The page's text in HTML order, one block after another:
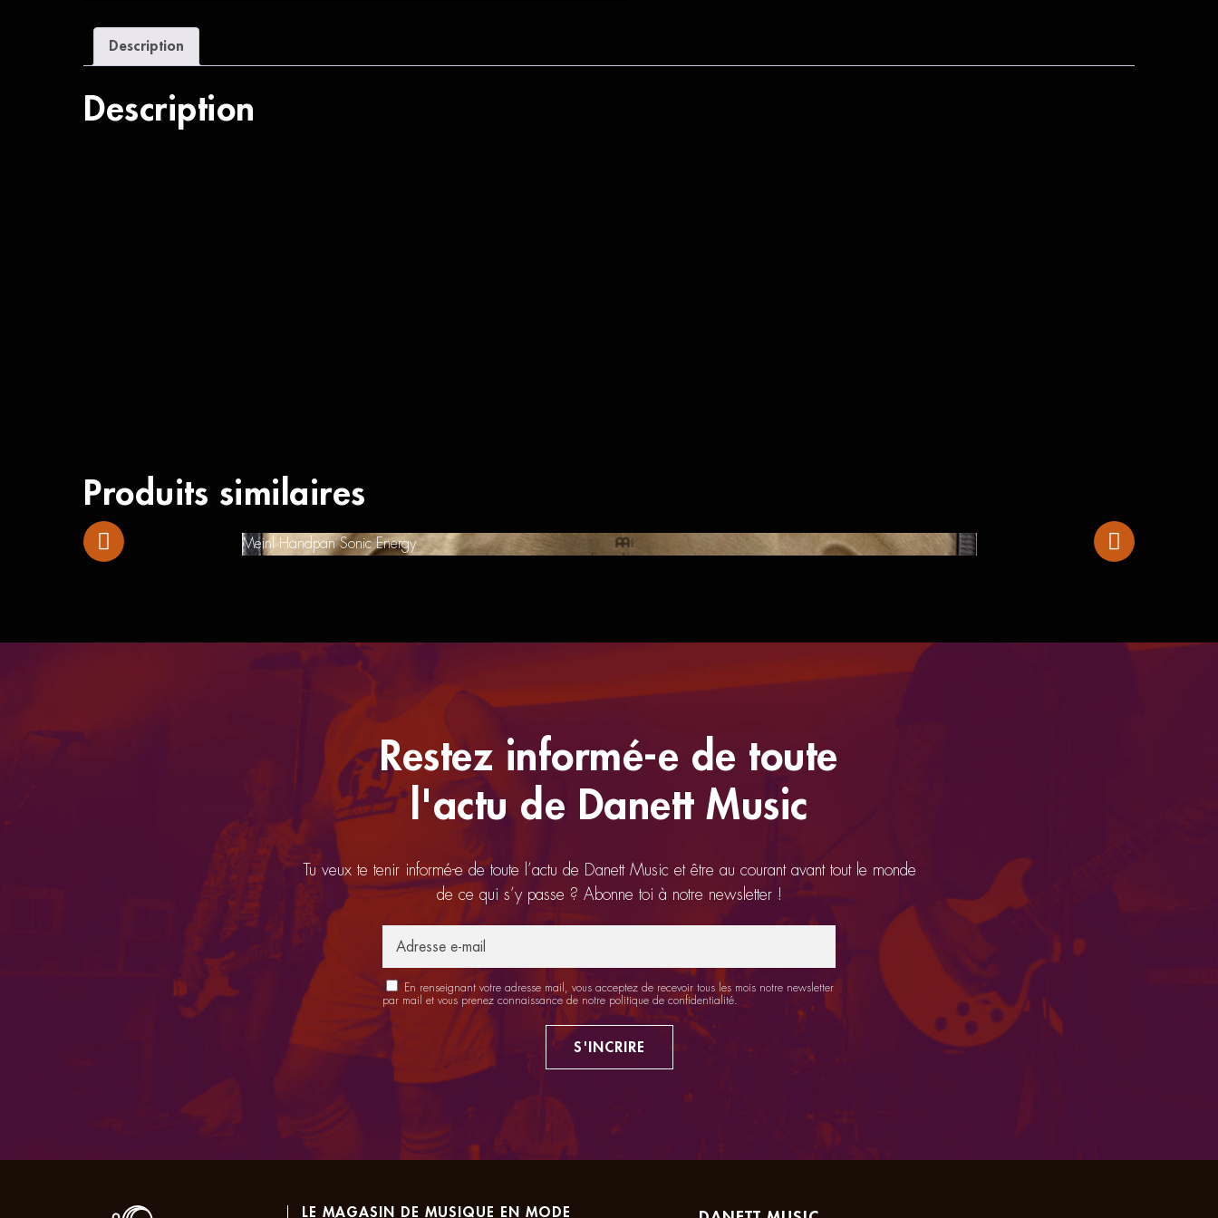
Description
Description
Produits similaires
Meinl Handpan Sonic Energy STAGG KALIMBA KALI-PRO17MA
Restez informé-e de toute
l'actu de Danett Music
Tu veux te tenir informé-e de toute l’actu de Danett Music et être au courant avant tout le monde
de ce qui s’y passe ? Abonne toi à notre newsletter !
En renseignant votre adresse mail, vous acceptez de recevoir tous les mois notre newsletter
par mail et vous prenez connaissance de notre politique de confidentialité
S'INCRIRE
LE MAGASIN DE MUSIQUE EN MODE